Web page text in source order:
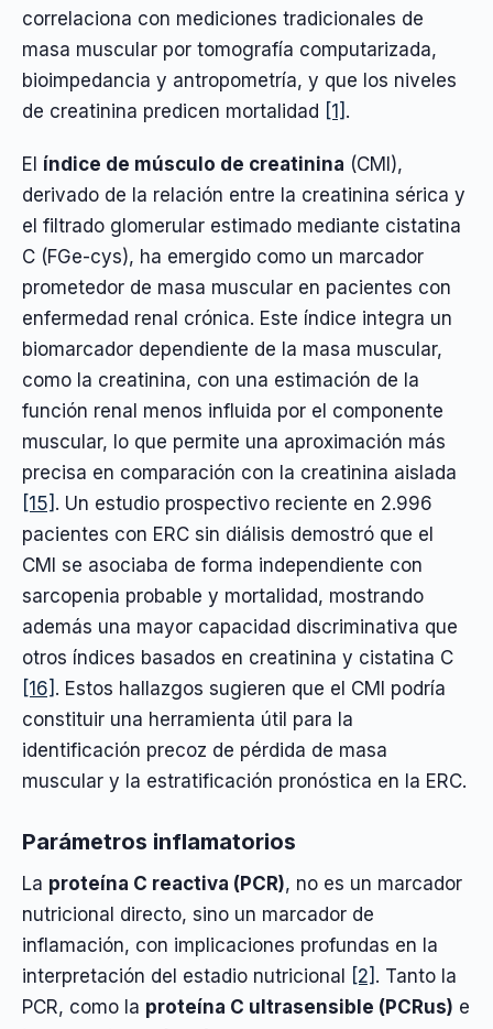
correlaciona con mediciones tradicionales de
masa muscular por tomografía computarizada,
bioimpedancia y antropometría, y que los niveles
de creatinina predicen mortalidad [1] .
El índice de músculo de creatinina (CMI),
derivado de la relación entre la creatinina sérica y
el filtrado glomerular estimado mediante cistatina
C (FGe-cys), ha emergido como un marcador
prometedor de masa muscular en pacientes con
enfermedad renal crónica. Este índice integra un
biomarcador dependiente de la masa muscular,
como la creatinina, con una estimación de la
función renal menos influida por el componente
muscular, lo que permite una aproximación más
precisa en comparación con la creatinina aislada
[15] . Un estudio prospectivo reciente en 2.996
pacientes con ERC sin diálisis demostró que el
CMI se asociaba de forma independiente con
sarcopenia probable y mortalidad, mostrando
además una mayor capacidad discriminativa que
otros índices basados en creatinina y cistatina C
[16] . Estos hallazgos sugieren que el CMI podría
constituir una herramienta útil para la
identificación precoz de pérdida de masa
muscular y la estratificación pronóstica en la ERC.
Parámetros inflamatorios
La proteína C reactiva (PCR), no es un marcador
nutricional directo, sino un marcador de
inflamación, con implicaciones profundas en la
interpretación del estadio nutricional [2] . Tanto la
PCR, como la proteína C ultrasensible (PCRus) e